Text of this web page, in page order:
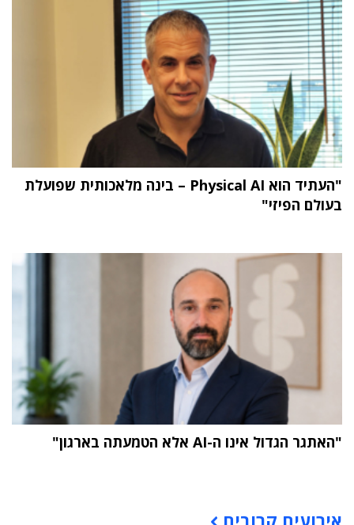
"העתיד הוא Physical AI – בינה מלאכותית שפועלת
בעולם הפיזי"
"האתגר הגדול אינו ה-AI אלא הטמעתה בארגון"
אירועים קרובים